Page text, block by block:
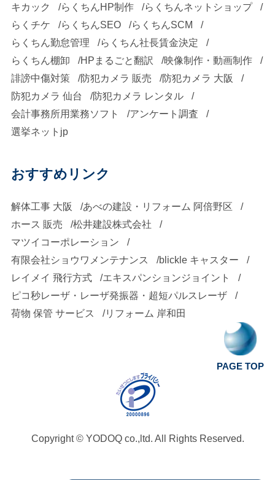
キカック らくちんHP制作
らくちんネットショップ
らくチケ
らくちんSEO
らくちんSCM
らくちん勤怠管理
らくちん社長賃金決定
らくちん棚卸
HPまるごと翻訳
映像制作・動画制作
誹謗中傷対策
防犯カメラ 販売
防犯カメラ 大阪
防犯カメラ 仙台
防犯カメラ レンタル
会計事務所用業務ソフト
アンケート調査
選挙ネットjp
おすすめリンク
解体工事 大阪
あべの建設・リフォーム 阿倍野区
ホース 販売
松井建設株式会社
マツイコーポレーション
有限会社ショウワメンテナンス
blickle キャスター
レイメイ 飛行方式
エキスパンションジョイント
ピコ秒レーザ・レーザ発振器・超短パルスレーザ
荷物 保管 サービス
リフォーム 岸和田
PAGE TOP
Copyright © YODOQ co.,ltd. All Rights Reserved.